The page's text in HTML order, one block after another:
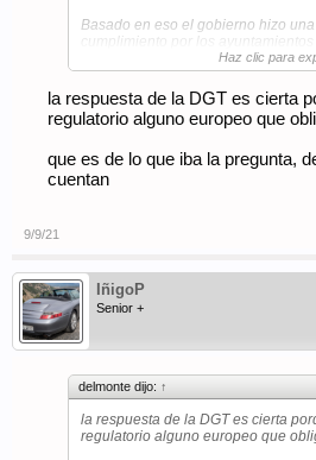
Basado en eso el gobierno hizo
cumplimiento por los
han encontrado de momento es
coches por los centros urbanos.
cada ayuntamiento. Hasta aqui lo
En el caso de Madrid Almeida
importante en su programa
a Carmena por implantar Madrid
un complot no hay vuelta de hoja
Haz clic para
la respuesta de la DGT es cierta
regulatorio alguno europeo que
que es de lo que iba la pregunta,
cuentan
9/9/21
IñigoP
Senior +
delmonte dijo: ↑
la respuesta de la DGT es cierta
regulatorio alguno europeo que